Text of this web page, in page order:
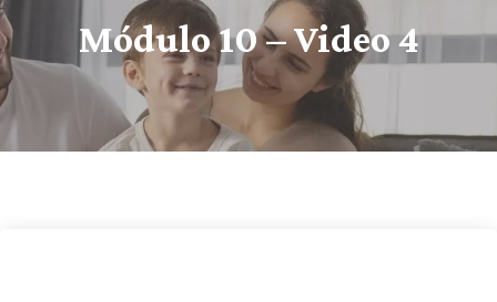
Módulo 10 – Video 4